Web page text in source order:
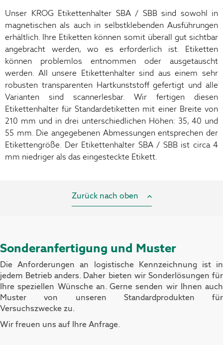
Unser KROG Etikettenhalter SBA / SBB sind sowohl in
magnetischen als auch in selbstklebenden Ausführungen
erhältlich. Ihre Etiketten können somit überall gut sichtbar
angebracht werden, wo es erforderlich ist. Etiketten
können problemlos entnommen oder ausgetauscht
werden. All unsere Etikettenhalter sind aus einem sehr
robusten transparenten Hartkunststoff gefertigt und alle
Varianten sind scannerlesbar. Wir fertigen diesen
Etikettenhalter für Standardetiketten mit einer Breite von
210 mm und in drei unterschiedlichen Höhen: 35, 40 und
55 mm. Die angegebenen Abmessungen entsprechen der
Etikettengröße. Der Etikettenhalter SBA / SBB ist circa 4
mm niedriger als das eingesteckte Etikett.
Zurück nach oben
Sonderanfertigung und Muster
Die Anforderungen an logistische Kennzeichnung ist in
jedem Betrieb anders. Daher bieten wir Sonderlösungen für
Ihre speziellen Wünsche an. Gerne senden wir Ihnen auch
Muster von unseren Standardprodukten für
Versuchszwecke zu.
Wir freuen uns auf Ihre Anfrage.